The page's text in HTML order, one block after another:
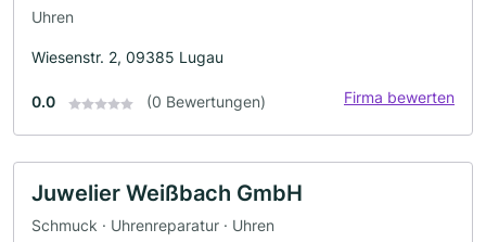
Uhren
Wiesenstr. 2, 09385 Lugau
0.0 (0 Bewertungen) Firma bewerten
Juwelier Weißbach GmbH
Schmuck · Uhrenreparatur · Uhren